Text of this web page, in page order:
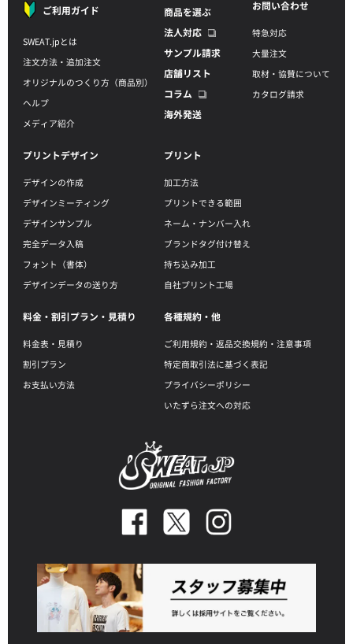
ご利用ガイド
SWEAT.jpとは
注文方法・追加注文
オリジナルのつくり方（商品別）
ヘルプ
メディア紹介
商品を選ぶ
法人対応
サンプル請求
店舗リスト
コラム
海外発送
お問い合わせ
特急対応
大量注文
取材・協賛について
カタログ請求
プリントデザイン
デザインの作成
デザインミーティング
デザインサンプル
完全データ入稿
フォント（書体）
デザインデータの送り方
プリント
加工方法
プリントできる範囲
ネーム・ナンバー入れ
ブランドタグ付け替え
持ち込み加工
自社プリント工場
料金・割引プラン・見積り
料金表・見積り
割引プラン
お支払い方法
各種規約・他
ご利用規約・返品交換規約・注意事項
特定商取引法に基づく表記
プライバシーポリシー
いたずら注文への対応